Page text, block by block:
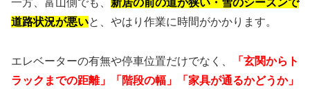
一方、富山側でも、 新居の前の道が狭い・雪のシーズンで
道路状況が悪いと、やはり作業に時間がかかります。
エレベーターの有無や停車位置だけでなく、
「玄関からト
ラックまでの距離」「階段の幅」「家具が通るかどうか」